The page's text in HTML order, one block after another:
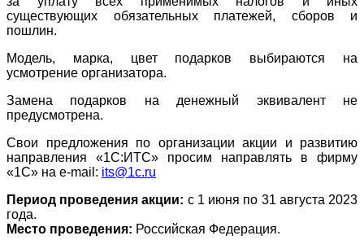
существующих обязательных платежей, сборов и
пошлин.
Модель, марка, цвет подарков выбираются на
усмотрение организатора.
Замена подарков на денежный эквивалент не
предусмотрена.
Свои предложения по организации акции и развитию
направления «1С:ИТС» просим направлять в фирму
«1С» на e-mail: its@1c.ru
Период проведения акции: с 1 июня по 31 августа 2023
года.
Место проведения: Российская Федерация.